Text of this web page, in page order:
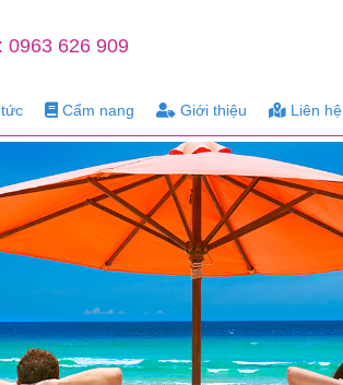
0963 626 909
Cẩm nang Giới thiệu Liên hệ